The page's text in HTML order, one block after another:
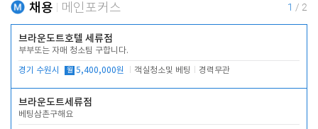
채용 메인포커스 1 / 2
브라운도트호텔 세류점
부부또는 자매 청소팀 구합니다.
경기 수원시 월 5,400,000원 객실청소및 베팅 경력무관
브라운도트세류점
베팅삼촌구해요